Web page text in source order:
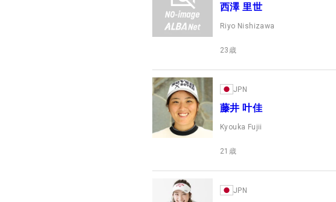
西澤 里世
Riyo Nishizawa
23 歳
JPN
藤井 叶佳
Kyouka Fujii
21 歳
JPN